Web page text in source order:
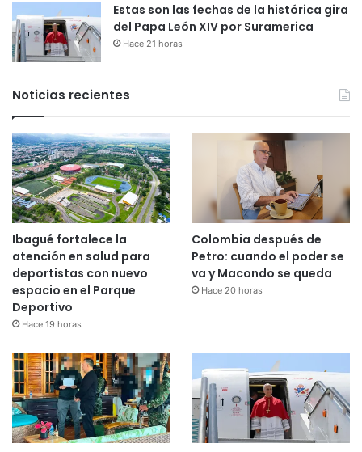
Estas son las fechas de la histórica gira
del Papa León XIV por Suramerica
Hace 21 horas
Noticias recientes
Ibagué fortalece la
atención en salud para
deportistas con nuevo
espacio en el Parque
Deportivo
Hace 19 horas
Colombia después de
Petro: cuando el poder se
va y Macondo se queda
Hace 20 horas